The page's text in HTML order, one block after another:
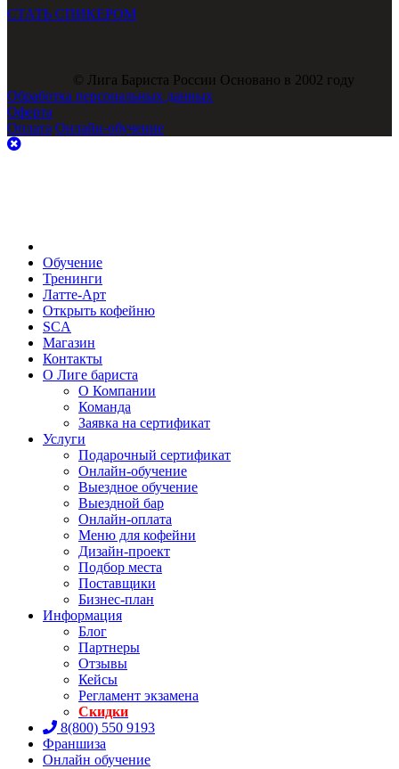
СТАТЬ СПИКЕРОМ
© Лига Бариста России Основано в 2002 году
Обработка персональных данных
Оферта
Оплата Онлайн-обучение
Обучение
Тренинги
Латте-Арт
Открыть кофейню
SCA
Магазин
Контакты
О Лиге бариста
О Компании
Команда
Заявка на сертификат
Услуги
Подарочный сертификат
Онлайн-обучение
Выездное обучение
Выездной бар
Онлайн-оплата
Меню для кофейни
Дизайн-проект
Подбор места
Поставщики
Бизнес-план
Информация
Блог
Партнеры
Отзывы
Кейсы
Регламент экзамена
Скидки
8(800) 550 9193
Франшиза
Онлайн обучение